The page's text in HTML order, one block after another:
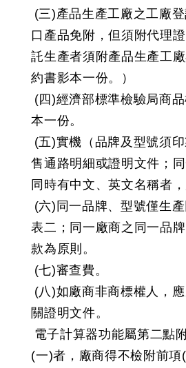
(三)產品生產工廠之工廠登
口產品免附，但須附代理
託生產者須附產品生產工
約書影本一份。）
(四)經濟部標準檢驗局商品
本一份。
(五)實機（品牌及型號須印
售通路明細或證明文件；
同時有中文、英文名稱者，
(六)同一品牌、型號僅生產
表二；同一廠商之同一品
款為原則。
(七)審查費。
(八)如廠商非商標權人，應
關證明文件。
電子計算器功能屬第二點附
(一)者，廠商得不檢附前項